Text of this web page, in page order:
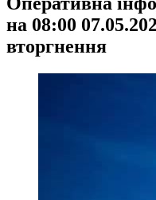
на 08:00
вторгнення